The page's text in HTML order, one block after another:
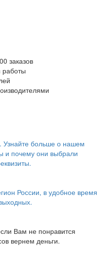
заказов
работы
больше о нашем
и почему они выбрали
России, в удобное время
Вам не понравится
вернем деньги.